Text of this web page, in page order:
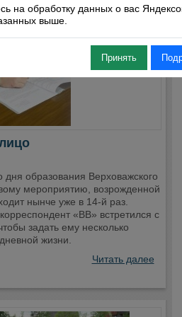
образования Верховажского
мероприятию, возрожденной
нынче уже в 14-й раз.
«ВВ» встретился с
задать ему несколько
жизни.
Читать далее
на обработку данных о вас
выше.
Принять